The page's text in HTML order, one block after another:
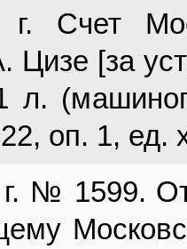
г. Счет
[за
л.
оп. 1, ед.
г. № 1599.